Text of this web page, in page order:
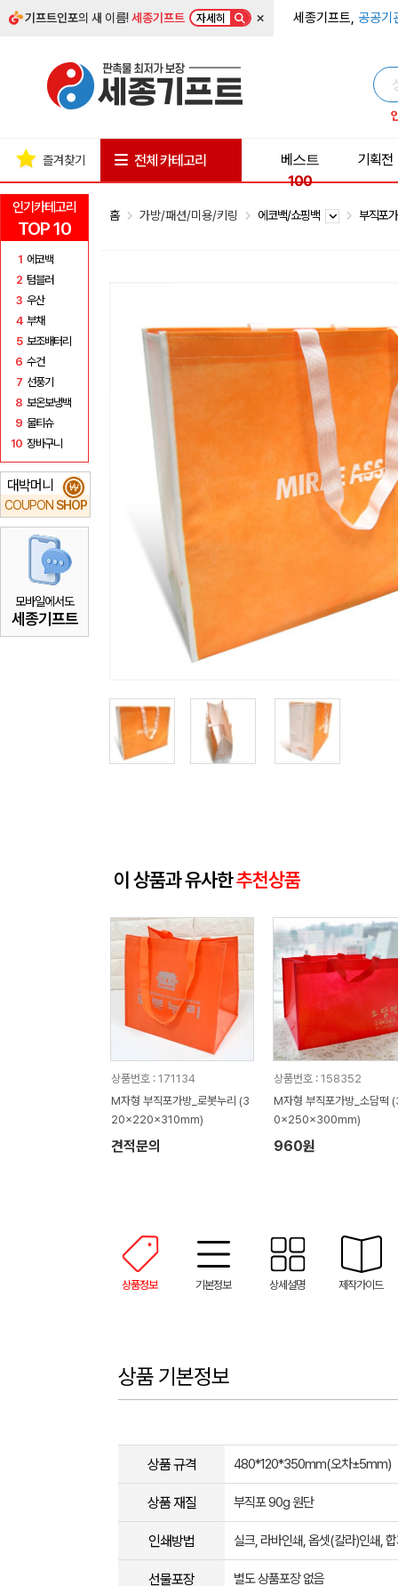
기프트인포의 새 이름!세종기프트 자세히 × 세종기프트, 공공기
인기카테고리
TOP 10
1 에코백
2 텀블러
3 우산
4 부채
5 보조배터리
6 수건
7 선풍기
8 보온보냉백
9 물티슈
10 장바구니
대박머니
COUPON SHOP
₩
모바일에서도
세종기프트
즐겨찾기 전체 카테고리
베스트
100
기획전
홈 가방/패션/미용/키링 에코백/쇼핑백 부직포
이 상품과 유사한추천상품
상품번호 : 171134
M자형 부직포가방_로봇누리 (3
20x220x310mm)
견적문의
상품번호 : 158352
M자형 부직포가방_소담떡
0x250x300mm)
960원
상품정보 기본정보 상세설명 제작가이드
상품 기본정보
상품 규격 480*120*350mm(오차±5mm)
상품 재질 부직포 90g 원단
인쇄방법 실크, 라바인쇄, 옵셋(칼라)인쇄,
선물포장 별도 상품포장 없음